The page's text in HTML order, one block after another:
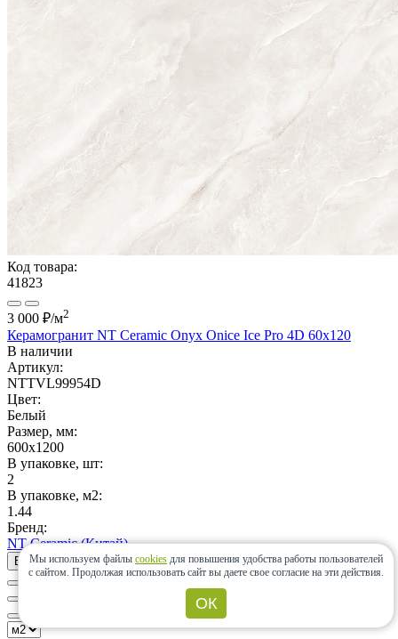
Код товара:
41823
3 000 ₽/м2
Керамогранит NT Ceramic Onyx Onice Ice Pro 4D 60x120
В наличии
Артикул:
NTTVL99954D
Цвет:
Белый
Размер, мм:
600x1200
В упаковке, шт:
2
В упаковке, м2:
1.44
Бренд:
NT Ceramic (Китай)
В корзину
Мы используем файлы cookies для повышения удобства работы пользователей
с сайтом. Продолжая использовать сайт вы даете свое согласие на эти действия.
ОК